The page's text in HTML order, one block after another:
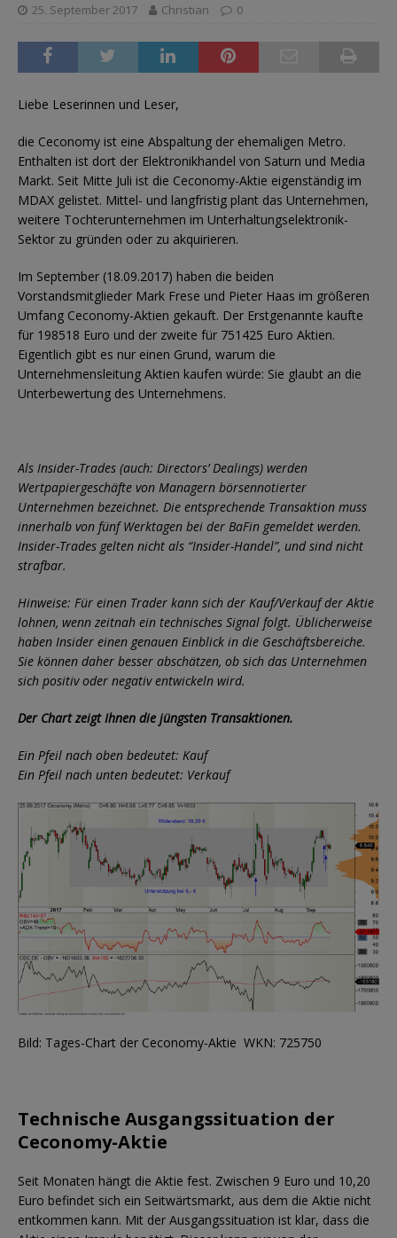
25. September 2017 Christian 0
Liebe Leserinnen und Leser,
die Ceconomy ist eine Abspaltung der ehemaligen Metro.
Enthalten ist dort der Elektronikhandel von Saturn und Media
Markt. Seit Mitte Juli ist die Ceconomy-Aktie eigenständig im
MDAX gelistet. Mittel- und langfristig plant das Unternehmen,
weitere Tochterunternehmen im Unterhaltungselektronik-
Sektor zu gründen oder zu akquirieren.
Im September (18.09.2017) haben die beiden
Vorstandsmitglieder Mark Frese und Pieter Haas im größeren
Umfang Ceconomy-Aktien gekauft. Der Erstgenannte kaufte
für 198518 Euro und der zweite für 751425 Euro Aktien.
Eigentlich gibt es nur einen Grund, warum die
Unternehmensleitung Aktien kaufen würde: Sie glaubt an die
Unterbewertung des Unternehmens.
Als Insider-Trades (auch: Directors’ Dealings) werden
Wertpapiergeschäfte von Managern börsennotierter
Unternehmen bezeichnet. Die entsprechende Transaktion muss
innerhalb von fünf Werktagen bei der BaFin gemeldet werden.
Insider-Trades gelten nicht als “Insider-Handel”, und sind nicht
strafbar.
Hinweise: Für einen Trader kann sich der Kauf/Verkauf der Aktie
lohnen, wenn zeitnah ein technisches Signal folgt. Üblicherweise
haben Insider einen genauen Einblick in die Geschäftsbereiche.
Sie können daher besser abschätzen, ob sich das Unternehmen
sich positiv oder negativ entwickeln wird.
Der Chart zeigt Ihnen die jüngsten Transaktionen.
Ein Pfeil nach oben bedeutet: Kauf
Ein Pfeil nach unten bedeutet: Verkauf
Bild: Tages-Chart der Ceconomy-Aktie WKN: 725750
Technische Ausgangssituation der
Ceconomy-Aktie
Seit Monaten hängt die Aktie fest. Zwischen 9 Euro und 10,20
Euro befindet sich ein Seitwärtsmarkt, aus dem die Aktie nicht
entkommen kann. Mit der Ausgangssituation ist klar, dass die